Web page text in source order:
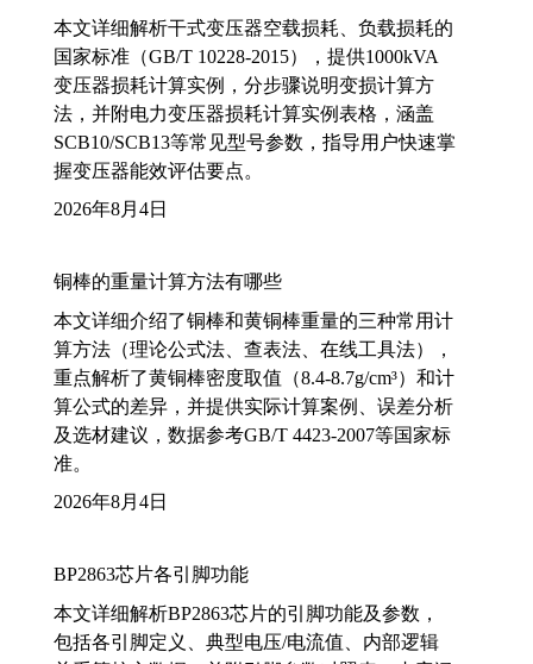
本文详细解析干式变压器空载损耗、负载损耗的
国家标准（GB/T 10228-2015），提供1000kVA
变压器损耗计算实例，分步骤说明变损计算方
法，并附电力变压器损耗计算实例表格，涵盖
SCB10/SCB13等常见型号参数，指导用户快速掌
握变压器能效评估要点。
2026年8月4日
铜棒的重量计算方法有哪些
本文详细介绍了铜棒和黄铜棒重量的三种常用计
算方法（理论公式法、查表法、在线工具法），
重点解析了黄铜棒密度取值（8.4-8.7g/cm³）和计
算公式的差异，并提供实际计算案例、误差分析
及选材建议，数据参考GB/T 4423-2007等国家标
准。
2026年8月4日
BP2863芯片各引脚功能
本文详细解析BP2863芯片的引脚功能及参数，
包括各引脚定义、典型电压/电流值、内部逻辑